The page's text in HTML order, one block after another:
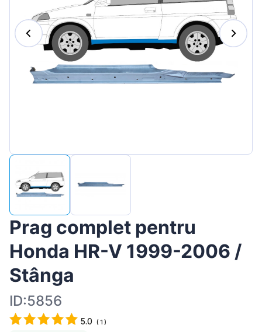
Magyar
Hrvatski
Português
Slovenian
Prag complet pentru
Honda HR-V 1999-2006 /
Stânga
ID:5856
5.0 (1 )